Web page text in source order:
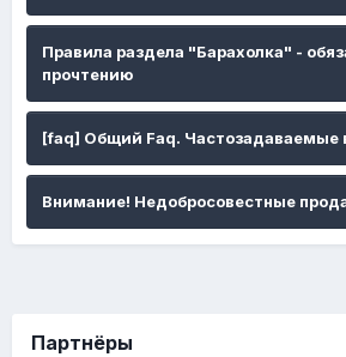
Правила раздела "Барахолка" -
прочтению
[faq] Общий Faq. Частозадаваемые
Внимание! Недобросовестные
Партнёры